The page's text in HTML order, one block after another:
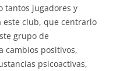
tantos jugadores y
club, que centrarlo
grupo de
cambios positivos,
psicoactivas,